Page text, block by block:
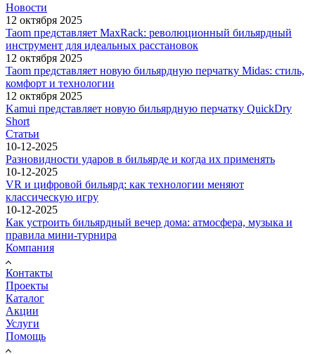
Новости
12 октября 2025
Taom представляет MaxRack: революционный бильярдный
инструмент для идеальных расстановок
12 октября 2025
Taom представляет новую бильярдную перчатку Midas: стиль,
комфорт и технологии
12 октября 2025
Kamui представляет новую бильярдную перчатку QuickDry
Short
Статьи
10-12-2025
Разновидности ударов в бильярде и когда их применять
10-12-2025
VR и цифровой бильярд: как технологии меняют
классическую игру
10-12-2025
Как устроить бильярдный вечер дома: атмосфера, музыка и
правила мини-турнира
Компания
Контакты
Проекты
Каталог
Акции
Услуги
Помощь